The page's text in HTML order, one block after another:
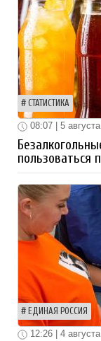
СТАТИСТИКА
08:07 | 5 августа
пользоваться
ЕДИНАЯ РОССИЯ
12:26 | 4 августа